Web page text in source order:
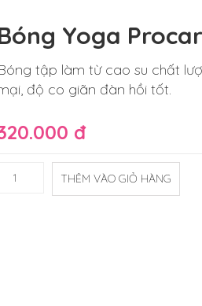
Yoga
tập làm từ cao su chất
độ co giãn đàn hồi tốt.
đ
THÊM VÀO GIỎ HÀNG